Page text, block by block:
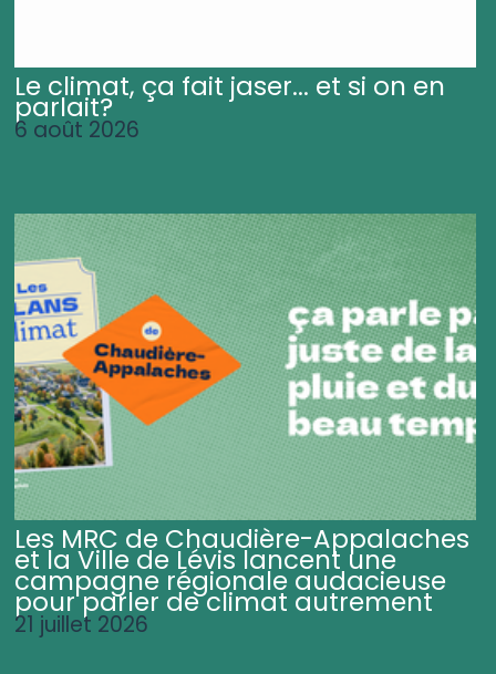
Le climat, ça fait jaser... et si on en
parlait?
6 août 2026
Les MRC de Chaudière-Appalaches
et la Ville de Lévis lancent une
campagne régionale audacieuse
pour parler de climat autrement
21 juillet 2026